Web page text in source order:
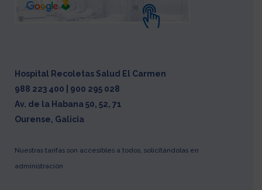
Hospital Recoletas Salud El Carmen
988 223 400 | 900 295 028
Av. de la Habana 50, 52, 71
Ourense, Galicia
Nuestras tarifas son accesibles a todos, solicitándolas en
administración